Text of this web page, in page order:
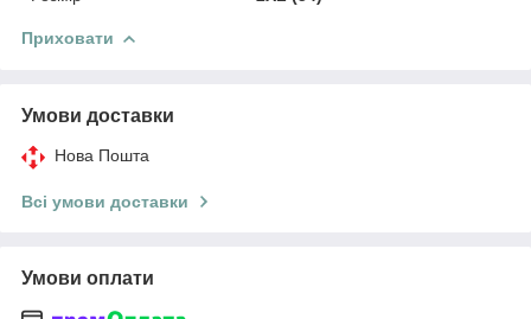
Приховати
Умови доставки
Нова Пошта
Всі умови доставки
Умови оплати